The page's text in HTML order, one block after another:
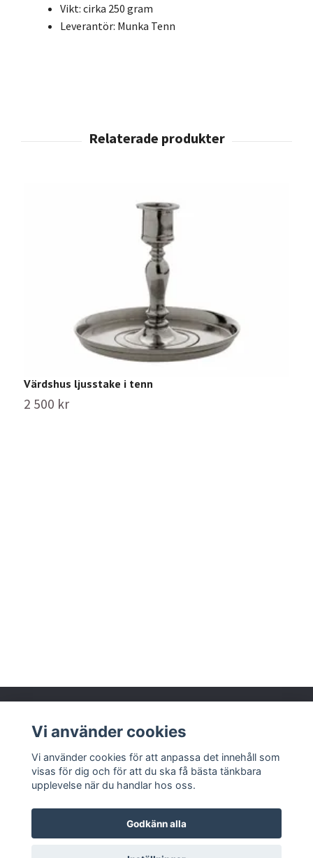
Vikt: cirka 250 gram
Leverantör: Munka Tenn
Värdshus ljusstake i tenn
2 500 kr
Läs mer
© 2026 Munka Tenn
Vi använder cookies
Vi använder cookies för att anpassa det innehåll som
visas för dig och för att du ska få bästa tänkbara
upplevelse när du handlar hos oss.
Godkänn alla